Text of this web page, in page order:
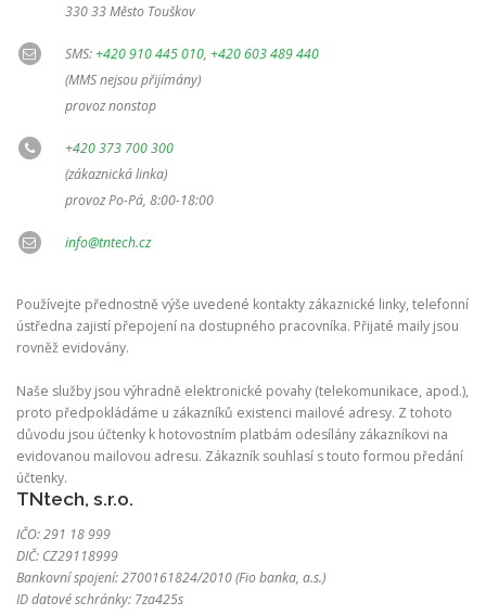
330 33 Město Touškov
SMS:+420 910 445 010, +420 603 489 440
(MMS nejsou přijímány)
provoz nonstop
+420 373 700 300
(zákaznická linka)
provoz Po-Pá, 8:00-18:00
info@tntech.cz
Používejte přednostně výše uvedené kontakty zákaznické linky, telefonní
ústředna zajistí přepojení na dostupného pracovníka. Přijaté maily jsou
rovněž evidovány.
Naše služby jsou výhradně elektronické povahy (telekomunikace, apod.),
proto předpokládáme u zákazníků existenci mailové adresy. Z tohoto
důvodu jsou účtenky k hotovostním platbám odesílány zákazníkovi na
evidovanou mailovou adresu. Zákazník souhlasí s touto formou předání
účtenky.
TNtech, s.r.o.
IČO: 291 18 999
DIČ: CZ29118999
Bankovní spojení: 2700161824/2010 (Fio banka, a.s.)
ID datové schránky: 7za425s